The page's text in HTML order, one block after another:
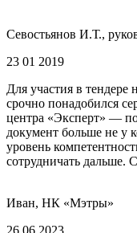
Севостьянов И.Т.,
23 01 2019
Для участия в тендере
срочно понадобился
центра «Эксперт» —
документ больше не у
уровень
сотрудничать дальше.
Иван, НК «Мэтры»
26 06 2023